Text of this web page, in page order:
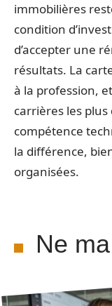
immobilières
condition
d’accepter une
résultats. La
à la profession,
carrières les plus
compétence
la différence,
organisées.
Ne